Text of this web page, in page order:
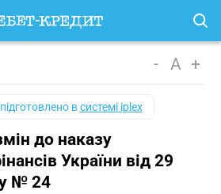
- A +
всистемі iplex
до наказу
України від 29
№ 24